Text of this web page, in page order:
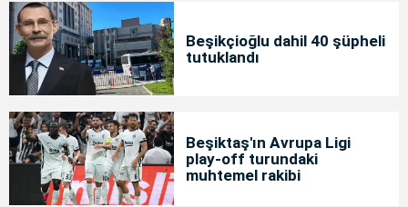
Beşikçioğlu dahil 40 şüpheli
tutuklandı
Beşiktaş'ın Avrupa Ligi
play-off turundaki
muhtemel rakibi